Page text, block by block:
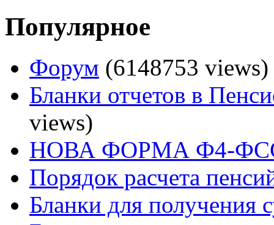
Популярное
Форум (6148753 views)
Бланки отчетов в
views)
НОВА ФОРМА Ф4-
Порядок расчета
Бланки для получения